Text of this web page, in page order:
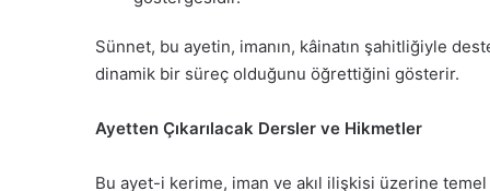
Sünnet, bu ayetin, imanın, kâinatın şahitliğiyle
dinamik bir süreç olduğunu öğrettiğini gösterir.
Ayetten Çıkarılacak Dersler ve Hikmetler
Bu ayet-i kerime, iman ve akıl ilişkisi üzerine